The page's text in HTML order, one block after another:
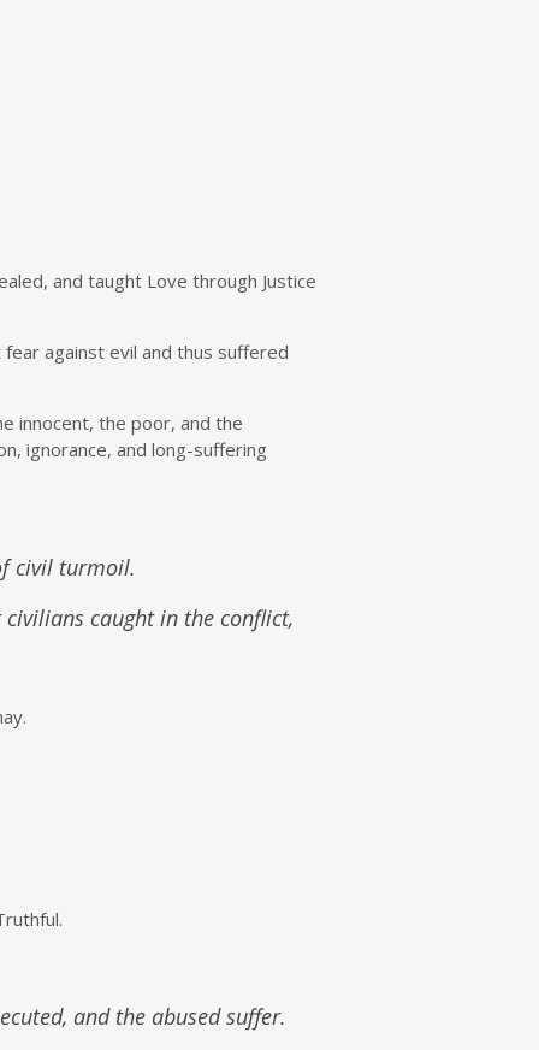
and taught Love through Justice
against evil and thus suffered
innocent, the poor, and the
ignorance, and long-suffering
civil turmoil.
caught in the conflict,
and the abused suffer.